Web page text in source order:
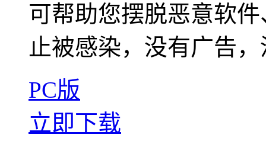
可帮助您摆脱恶意软
止被感染，没有广告
PC版
立即下载